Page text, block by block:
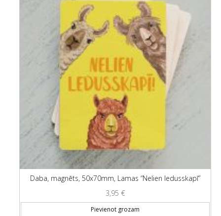
Daba, magnēts, 50x70mm, Lamas “Nelien ledusskapī”
3,95 €
Pievienot grozam